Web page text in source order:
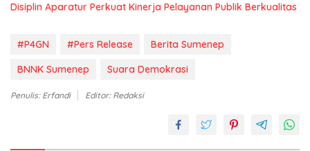
Disiplin Aparatur Perkuat Kinerja Pelayanan Publik Berkualitas
#P4GN #Pers Release
Berita Sumenep
BNNK Sumenep
Suara Demokrasi
Penulis: Erfandi Editor: Redaksi